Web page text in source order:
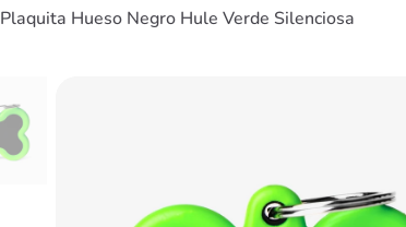
Plaquita Hueso Negro Hule Verde Silenciosa